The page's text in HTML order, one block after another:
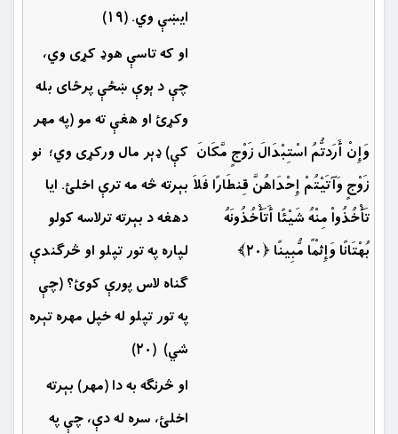
ايښې وي. (۱۹)
وَإِنْ أَرَدتُّمُ اسْتِبْدَالَ زَوْجٍ مَّكَانَ
زَوْجٍ وَآتَيْتُمْ إِحْدَاهُنَّ قِنطَارًا فَلاَ
تَأْخُذُواْ مِنْهُ شَيْئًا أَتَأْخُذُونَهُ
بُهْتَانًا وَإِثْمًا مُّبِينًا ﴿۲۰﴾
او كه تاسې هوډ كړى وي،
چې د ېوې ښځې پرځاى بله
وكړئ او هغې ته مو (په مهر
كې) ډېر مال وركړى وي؛ نو
بېرته څه مه ترې اخلئ. ايا
دهغه د بېرته ترلاسه کولو
لپاره په تور تپلو او څرګندې
ګناه لاس پورې کوئ؟ (چې
په تور تپلو له خپل مهره تېره
شي) (۲۰)
او څرنګه به دا (مهر) بېرته
اخلئ، سره له دې، چې په